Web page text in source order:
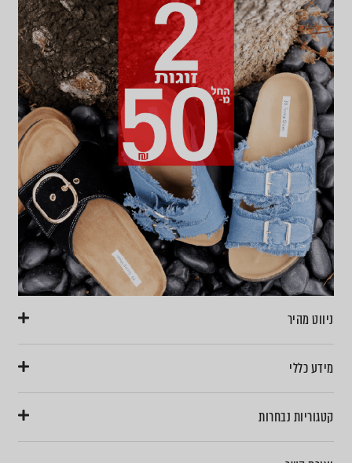
ניווט מהיר
מידע כללי
קטגוריות נבחרות